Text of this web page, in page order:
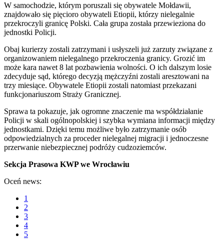
W samochodzie, którym poruszali się obywatele Mołdawii,
znajdowało się pięcioro obywateli Etiopii, którzy nielegalnie
przekroczyli granicę Polski. Cała grupa została przewieziona do
jednostki Policji.
Obaj kurierzy zostali zatrzymani i usłyszeli już zarzuty związane z
organizowaniem nielegalnego przekroczenia granicy. Grozić im
może kara nawet 8 lat pozbawienia wolności. O ich dalszym losie
zdecyduje sąd, którego decyzją mężczyźni zostali aresztowani na
trzy miesiące. Obywatele Etiopii zostali natomiast przekazani
funkcjonariuszom Straży Granicznej.
Sprawa ta pokazuje, jak ogromne znaczenie ma współdziałanie
Policji w skali ogólnopolskiej i szybka wymiana informacji między
jednostkami. Dzięki temu możliwe było zatrzymanie osób
odpowiedzialnych za proceder nielegalnej migracji i jednoczesne
przerwanie niebezpiecznej podróży cudzoziemców.
Sekcja Prasowa KWPwe Wrocławiu
Oceń news:
1
2
3
4
5